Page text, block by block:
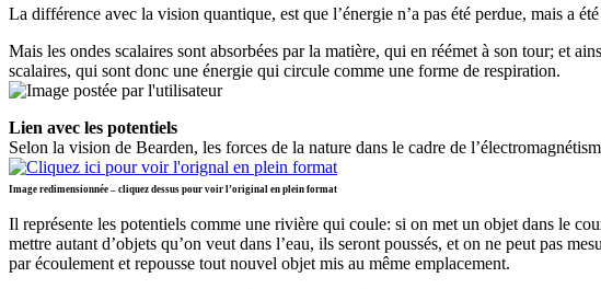
La différence avec la vision quantique, est que l’énergie n’a pas été perdue, mais a
Mais les ondes scalaires sont absorbées par la matière, qui en réémet à son tour; et
scalaires, qui sont donc une énergie qui circule comme une forme de respiration.
Lien avec les potentiels
Selon la vision de Bearden, les forces de la nature dans le cadre de
Image redimensionnée – cliquez dessus pour voir l’original en plein format
Il représente les potentiels comme une rivière qui coule: si on met un objet dans le
mettre autant d’objets qu’on veut dans l’eau, ils seront poussés, et on ne peut pas
par écoulement et repousse tout nouvel objet mis au même emplacement.